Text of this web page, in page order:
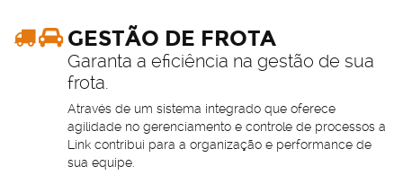
GESTÃO DE FROTA
Garanta a eficiência na gestão de sua
frota.
Através de um sistema integrado que oferece
agilidade no gerenciamento e controle de processos a
Link contribui para a organização e performance de
sua equipe.